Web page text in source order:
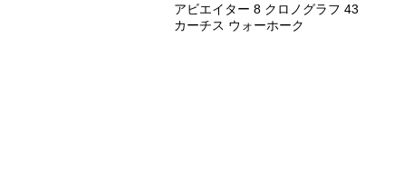
アビエイター 8 クロノグラフ 43
カーチス ウォーホーク